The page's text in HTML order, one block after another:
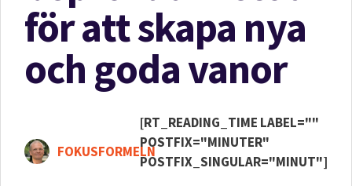
för att skapa nya
och goda vanor
FOKUSFORMELN
[RT_READING_TIME LABEL=""
POSTFIX="MINUTER"
POSTFIX_SINGULAR="MINUT"]